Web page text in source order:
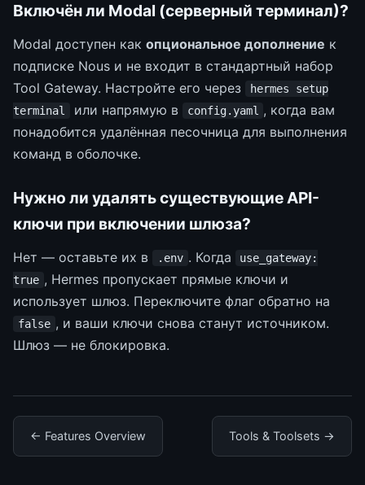
Включён ли Modal (серверный терминал)?
Modal доступен как опциональное дополнение к
подписке Nous и не входит в стандартный набор
Tool Gateway. Настройте его через
hermes setup
terminal
или напрямую в config.yaml , когда вам
понадобится удалённая песочница для выполнения
команд в оболочке.
Нужно ли удалять существующие API-
ключи при включении шлюза?
Нет — оставьте их в .env . Когда
use_gateway:
true , Hermes пропускает прямые ключи и
использует шлюз. Переключите флаг обратно на
false , и ваши ключи снова станут источником.
Шлюз — не блокировка.
← Features Overview Tools & Toolsets →